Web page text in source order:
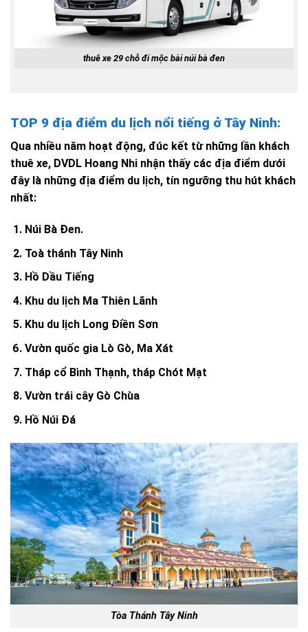
thuê xe 29 chỗ đi mộc bài núi bà đen
TOP 9 địa điểm du lịch nổi tiếng ở Tây Ninh:
Qua nhiều năm hoạt động, đúc kết từ những lần khách
thuê xe, DVDL Hoang Nhi nhận thấy các địa điểm dưới
đây là những địa điểm du lịch, tín ngưỡng thu hút khách
nhất:
Núi Bà Đen.
Toà thánh Tây Ninh
Hồ Dầu Tiếng
Khu du lịch Ma Thiên Lãnh
Khu du lịch Long Điền Sơn
Vườn quốc gia Lò Gò, Ma Xát
Tháp cổ Bình Thạnh, tháp Chót Mạt
Vườn trái cây Gò Chùa
Hồ Núi Đá
Tòa Thánh Tây Ninh